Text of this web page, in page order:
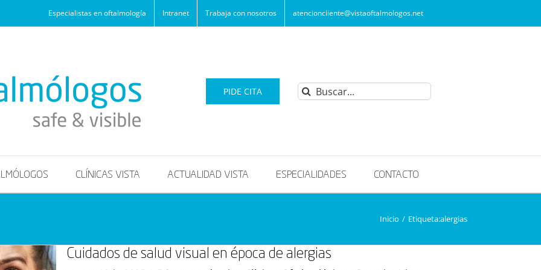
Especialistas en oftalmología Intranet Trabaja con nosotros atencioncliente@vistaoftalmologos.net
PIDE CITA Buscar:
CLÍNICAS VISTA ACTUALIDAD VISTA ESPECIALIDADES CONTACTO
Inicio / Etiqueta:alergias
Cuidados de salud visual en época de alergias